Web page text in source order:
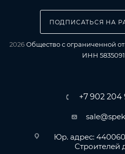
ПОДПИСАТЬСЯ НА
2026Общество с ограниченной
ИНН
+7 902 204
Юр. адрес:
Строителей